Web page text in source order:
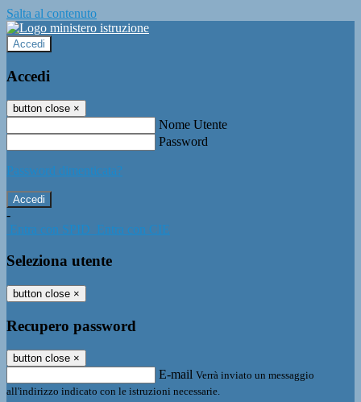
Salta al contenuto
Accedi
Accedi
button close ×
Nome Utente
Password
Password dimenticata?
-
Entra con SPID Entra con CIE
Seleziona utente
button close ×
Recupero password
button close ×
E-mail Verrà inviato un messaggio
all'indirizzo indicato con le istruzioni necessarie.